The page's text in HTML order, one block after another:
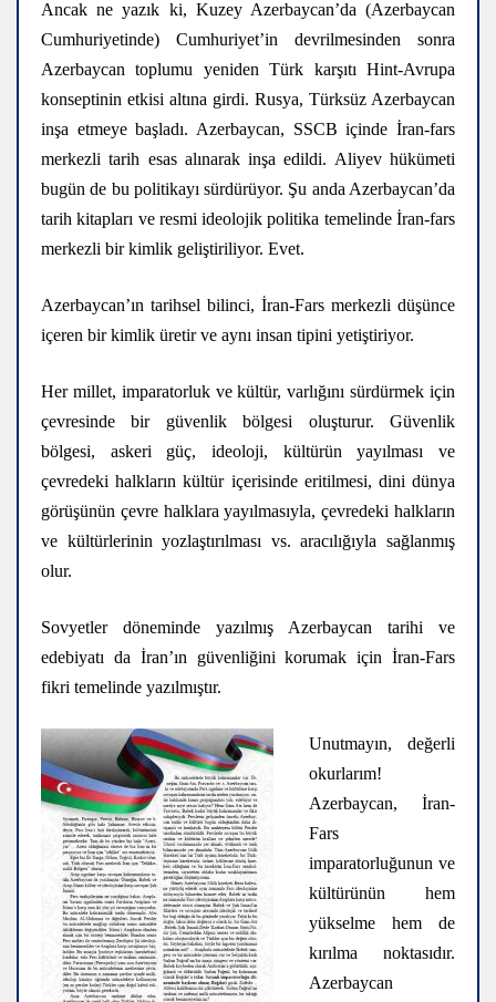
Ancak ne yazık ki, Kuzey Azerbaycan’da (Azerbaycan
Cumhuriyetinde) Cumhuriyet’in devrilmesinden sonra
Azerbaycan toplumu yeniden Türk karşıtı Hint-Avrupa
konseptinin etkisi altına girdi. Rusya, Türksüz Azerbaycan
inşa etmeye başladı. Azerbaycan, SSCB içinde İran-fars
merkezli tarih esas alınarak inşa edildi. Aliyev hükümeti
bugün de bu politikayı sürdürüyor. Şu anda Azerbaycan’da
tarih kitapları ve resmi ideolojik politika temelinde İran-fars
merkezli bir kimlik geliştiriliyor. Evet.
Azerbaycan’ın tarihsel bilinci, İran-Fars merkezli düşünce
içeren bir kimlik üretir ve aynı insan tipini yetiştiriyor.
Her millet, imparatorluk ve kültür, varlığını sürdürmek için
çevresinde bir güvenlik bölgesi oluşturur. Güvenlik
bölgesi, askeri güç, ideoloji, kültürün yayılması ve
çevredeki halkların kültür içerisinde eritilmesi, dini dünya
görüşünün çevre halklara yayılmasıyla, çevredeki halkların
ve kültürlerinin yozlaştırılması vs. aracılığıyla sağlanmış
olur.
Sovyetler döneminde yazılmış Azerbaycan tarihi ve
edebiyatı da İran’ın güvenliğini korumak için İran-Fars
fikri temelinde yazılmıştır.
Unutmayın, değerli
okurlarım!
Azerbaycan, İran-
Fars
imparatorluğunun ve
kültürünün hem
yükselme hem de
kırılma noktasıdır.
Azerbaycan